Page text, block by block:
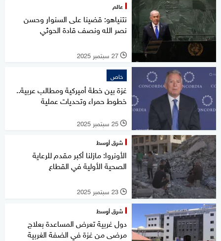
عالم
نتنياهو: قضينا على السنوار وحسن
نصر الله ونصف قادة الحوثي
l 27 سبتمبر 2025
خاص
غزة بين خطة أميركية ومطالب عربية..
خطوط حمراء وتحديات عملية
l 25 سبتمبر 2025
شرق أوسط
الأونروا: مازلنا أكبر مقدم للرعاية
الصحية الأولية في القطاع
l 23 سبتمبر 2025
شرق أوسط
دول غربية تعرض المساعدة بعلاج
مرضى من غزة في الضفة الغربية